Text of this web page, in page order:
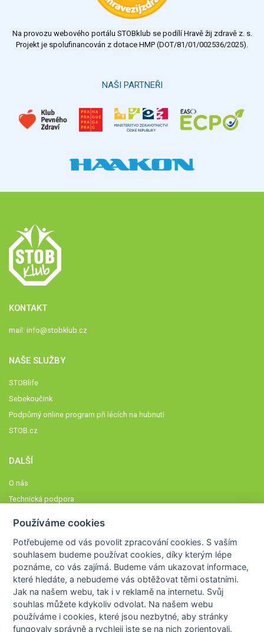
Na provozu webového portálu STOBklub se podílí Hravě žij zdravě z. s.
Projekt je spolufinancován z dotace HMP (DOT/81/01/002536/2025).
NAŠI PARTNEŘI
KONTAKT
mail: info@stobklub.cz
NAŠE SLUŽBY
STOBlife
Sebekoučink
Podpůrný online program při lécích na hubnutí
STOB.cz
DALŠÍ
O nás
Technická podpora
Členové STOBklubu
Zásady nakládání s osobními údaji
Otestujte se
Spočítejte si
Výzva 52
Používáme cookies
Potřebujeme od vás povolit zpracování cookies. S vaším
souhlasem budeme používat cookies, díky kterým lépe
poznáme,co vás zajímá. Budeme vám ukazovat informace,
které hledáte, a nebudeme vás obtěžovat těmi ostatními.
Jak na našem webu, tak i v reklamě na internetu. Svůj
souhlas můžete kdykoliv odvolat. Na našem webu
používáme i cookies, které jsou nezbytné, aby stránky
fungovaly správně a rychleji jste se na nich zorientovali.